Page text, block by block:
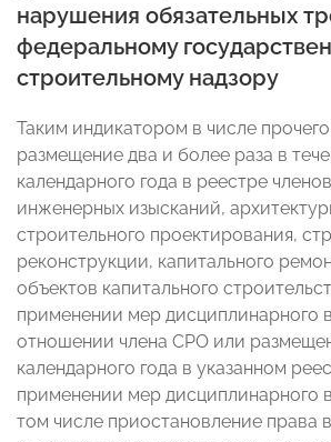
нарушения обязательных
федеральному
строительному надзору
Таким индикатором в числе прочего
размещение два и более раза в
календарного года в реестре
инженерных изысканий,
строительного проектирования,
реконструкции, капитального
объектов капитального
применении мер дисциплинарного
отношении члена СРО или
календарного года в указанном
применении мер дисциплинарного
том числе приостановление права